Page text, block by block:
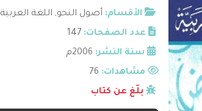
الأقسام: أصول النحو, اللغة العربية
عدد الصفحات: 147
سنة النشر: 2006م
مشاهدات:
بلّغ عن كتاب